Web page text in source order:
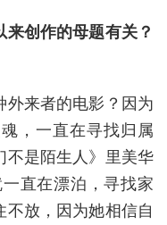
创作的母题有关？
外来者的电影？因为
，一直在寻找归属
不是陌生人》里美华
直在漂泊，寻找家
放，因为她相信自